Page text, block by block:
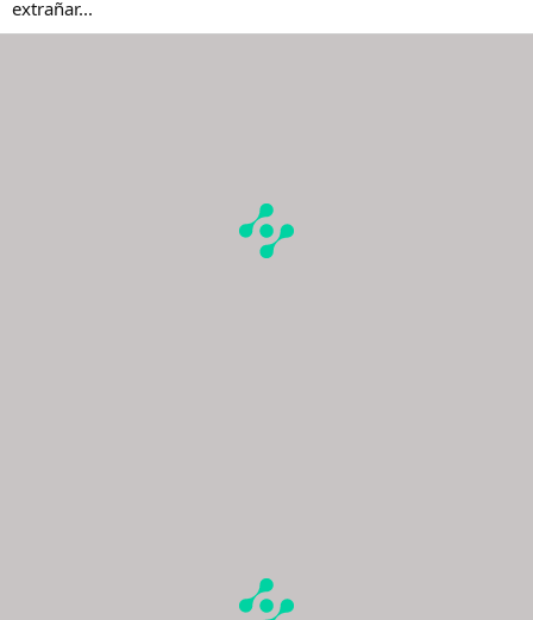
extrañar...